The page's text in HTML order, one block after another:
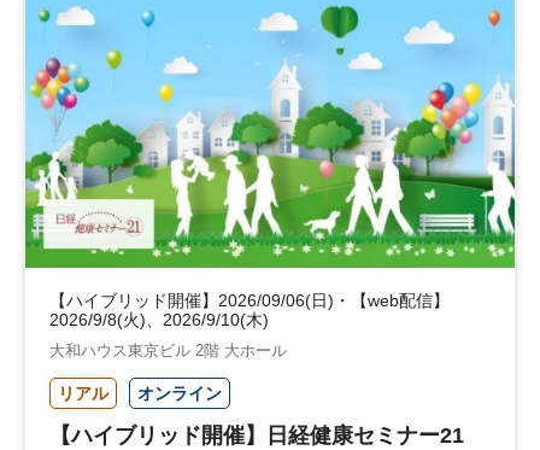
【ハイブリッド開催】2026/09/06(日)・【web配信】
2026/9/8(火)、2026/9/10(木)
大和ハウス東京ビル 2階 大ホール
リアル オンライン
【ハイブリッド開催】日経健康セミナー21